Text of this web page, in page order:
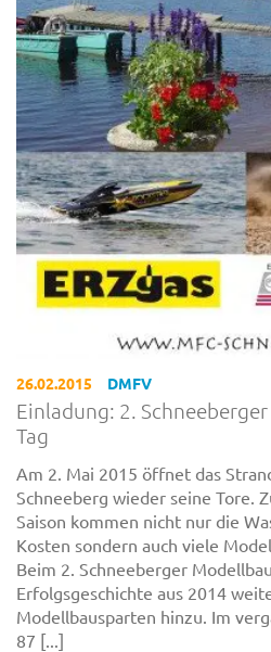
26.02.2015 DMFV
Einladung: 2.
Tag
Am 2. Mai 2015 öffnet das
Schneeberg wieder seine Tore.
Saison kommen nicht nur die
Kosten sondern auch viele
Beim 2. Schneeberger
Erfolgsgeschichte aus 2014
Modellbausparten hinzu. Im
87 [...]